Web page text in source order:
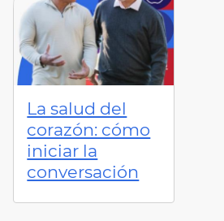
La salud del
corazón: cómo
iniciar la
conversación